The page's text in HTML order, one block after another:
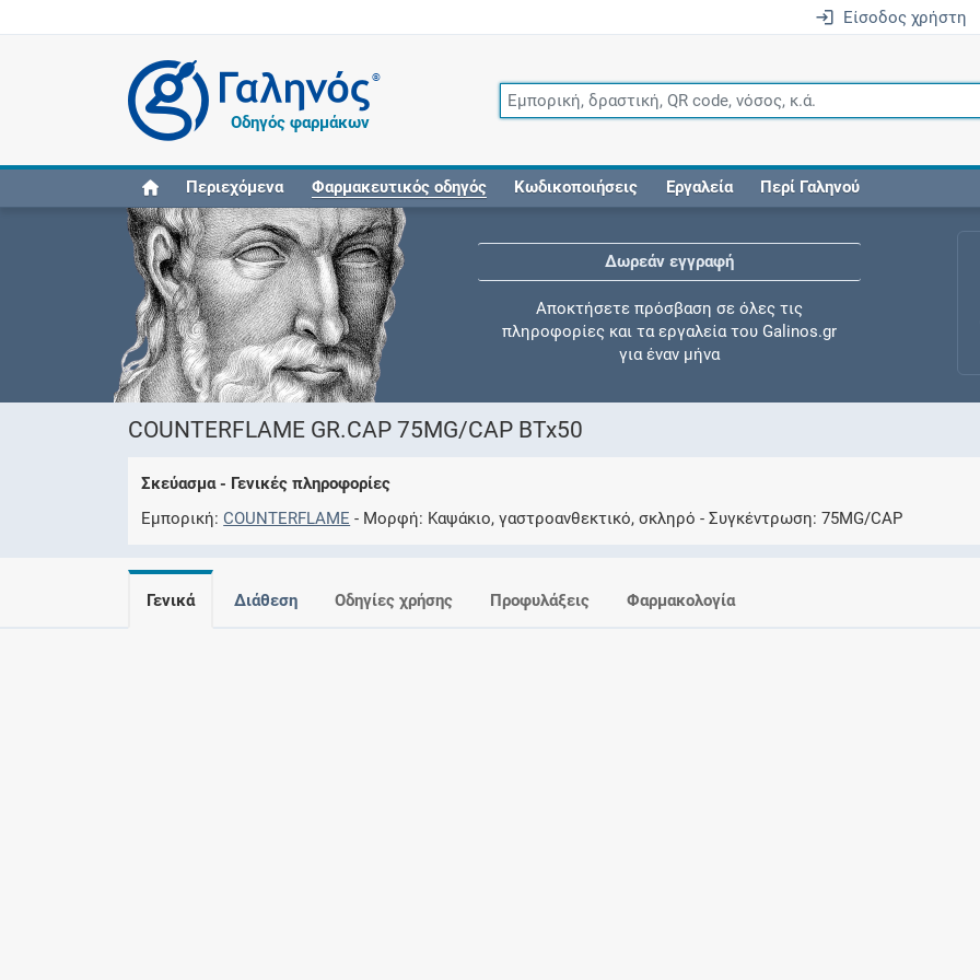
Είσοδος χρήστη
®
Οδηγός φαρμάκων
Περιεχόμενα Φαρμακευτικός οδηγός Κωδικοποιήσεις Εργαλεία Περί Γαληνού
Δωρεάν εγγραφή
Αποκτήσετε πρόσβαση σε όλες τις
πληροφορίες και τα εργαλεία του Galinos.gr
για έναν μήνα
Ελέγξτε την αγωγή σας για αντενδείξεις και
COUNTERFLAME GR.CAP 75MG/CAP BTx50
Σκεύασμα - Γενικές πληροφορίες
Εμπορική COUNTERFLAME Μορφή Καψάκιο, γαστροανθεκτικό, σκληρό Συγκέντρωση 75MG/CAP
Γενικά Διάθεση Οδηγίες χρήσης Προφυλάξεις Φαρμακολογία